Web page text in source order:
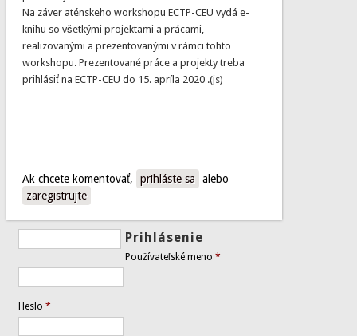
Na záver aténskeho workshopu ECTP-CEU vydá e-
knihu so všetkými projektami a prácami,
realizovanými a prezentovanými v rámci tohto
workshopu. Prezentované práce a projekty treba
prihlásiť na ECTP-CEU do 15. apríla 2020 .(js)
Ak chcete komentovať, prihláste sa
alebo
zaregistrujte
Prihlásenie
Používateľské meno*
Heslo*